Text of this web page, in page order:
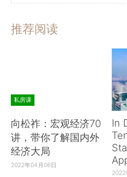
推荐阅读
私房课
向松祚：宏观经济70
讲，带你了解国内外
经济大局
2022年04月06日
In
2022